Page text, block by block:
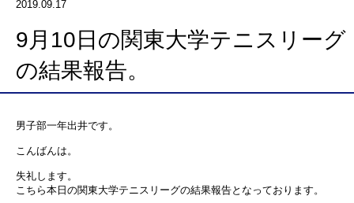
2019.09.17
9月10日の関東大学テニスリーグ
の結果報告。
男子部一年出井です。
こんばんは。
失礼します。
こちら本日の関東大学テニスリーグの結果報告となっております。